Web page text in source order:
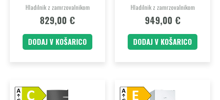
Hladilnik z zamrzovalnikom
829,00 €
DODAJ V KOŠARICO
Hladilnik z zamrzovalnikom
949,00 €
DODAJ V KOŠARICO